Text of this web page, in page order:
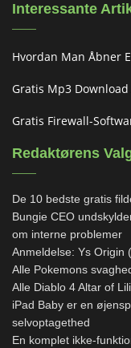
Interessante
Hvordan Man Åbner
Gratis Mp3
Gratis Firewall-
Redaktørens
De 10 bedste gratis
Bungie CEO
om interne problemer
Anmeldelse: Ys Origin
Alle Pokemons
Alle Diablo 4 Altar of
iPad Baby er en
selvoptagethed
En komplet ikke-